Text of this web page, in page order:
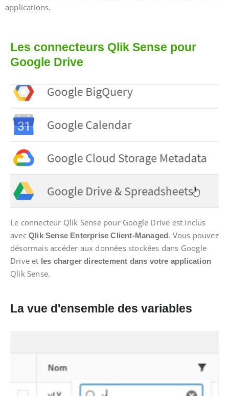
applications.
Les connecteurs Qlik Sense pour
Google Drive
Le connecteur Qlik Sense pour Google Drive est inclus
avec Qlik Sense Enterprise Client-Managed. Vous pouvez
désormais accéder aux données stockées dans Google
Drive et les charger directement dans votre application
Qlik Sense.
La vue d'ensemble des variables